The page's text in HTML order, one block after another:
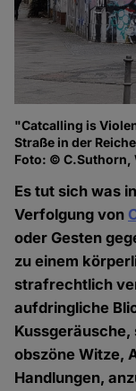
"Catcalling is
Straße in der
Foto: ©
Es tut sich was
Verfolgung von
oder Gesten
zu einem
strafrechtlich
aufdringliche
obszöne Witze,
Handlungen,